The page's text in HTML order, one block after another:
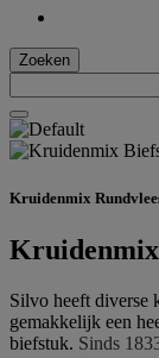
Zoeken
Kruidenmix
Silvo heeft diverse
gemakkelijk een
biefstuk. Sinds